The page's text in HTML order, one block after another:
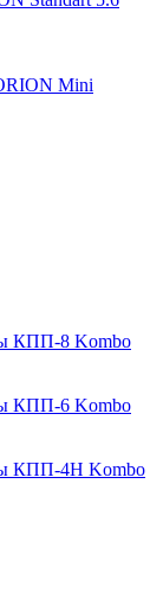
Mini
КПП-8 Kombo
КПП-6 Kombo
КПП-4Н Kombo